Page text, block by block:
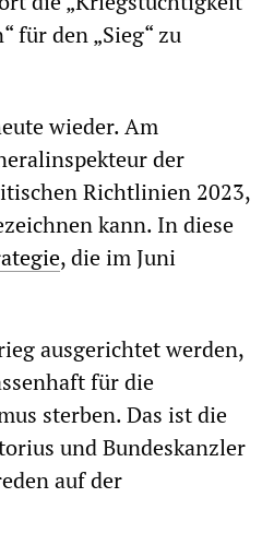
für den „Sieg“ zu
wieder. Am
der
Richtlinien 2023,
kann. In diese
, die im Juni
ausgerichtet werden,
für die
sterben. Das ist die
und Bundeskanzler
auf der